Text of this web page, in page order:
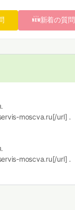
新着の質問
moscva.ru[/url] .
moscva.ru[/url] .